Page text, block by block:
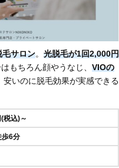
毛サロン。 光脱毛が1回2,000円
もちろん顔やうなじ、 VIOの
安いのに脱毛効果が実感できる
税込)～
歩6分